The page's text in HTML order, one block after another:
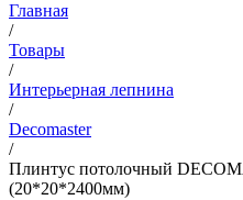
Главная
/
Товары
/
Интерьерная лепнина
/
Decomaster
/
Плинтус потолочный
(20*20*2400мм)